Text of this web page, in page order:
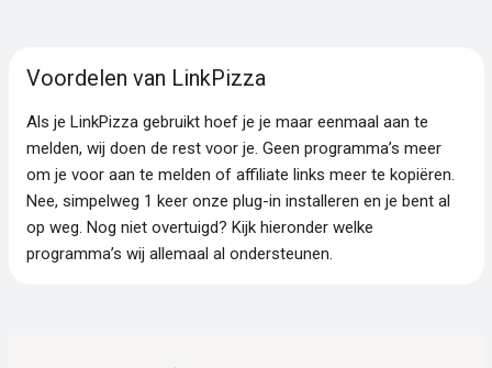
Voordelen van LinkPizza
Als je LinkPizza gebruikt hoef je je maar eenmaal aan te
melden, wij doen de rest voor je. Geen programma’s meer
om je voor aan te melden of affiliate links meer te kopiëren.
Nee, simpelweg 1 keer onze plug-in installeren en je bent al
op weg. Nog niet overtuigd? Kijk hieronder welke
programma’s wij allemaal al ondersteunen.